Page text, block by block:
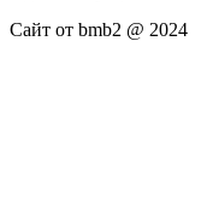
Сайт от bmb2 @ 2024